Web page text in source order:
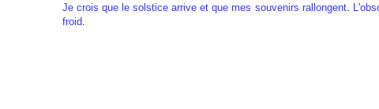
Je crois que le solstice arrive et que mes souvenirs rallongent.
froid.